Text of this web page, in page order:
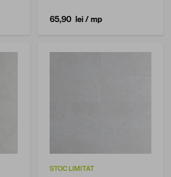
65,90 lei/ mp
STOC LIMITAT